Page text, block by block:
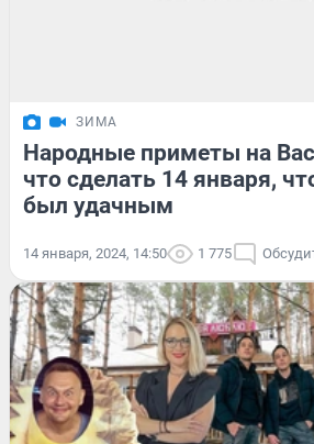
ЗИМА
Народные приметы на
что сделать 14 января,
был удачным
14 января, 2024, 14:50 1 775